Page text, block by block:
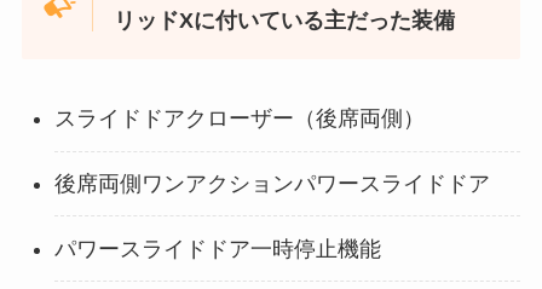
リッドXに付いている主だった装備
スライドドアクローザー（後席両側）
後席両側ワンアクションパワースライドドア
パワースライドドア一時停止機能